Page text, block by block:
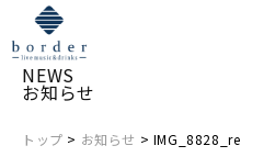
NEWS
お知らせ
トップ > お知らせ > IMG_8828_re